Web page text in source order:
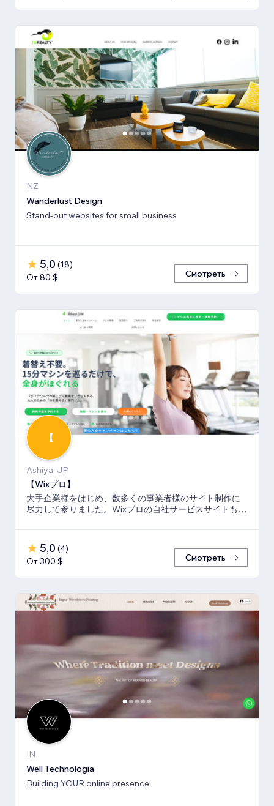
NZ
Wanderlust Design
Stand-out websites for small business
5,0 (18)
От 80 $
Смотреть
【
Ashiya, JP
【Wixプロ】
大手企業様をはじめ、数多くの事業者様のサイト制作に
尽力して参りました。Wixプロの自社サービスサイトも多
5,0 (4)
От 300 $
Смотреть
IN
Well Technologia
Building YOUR online presence